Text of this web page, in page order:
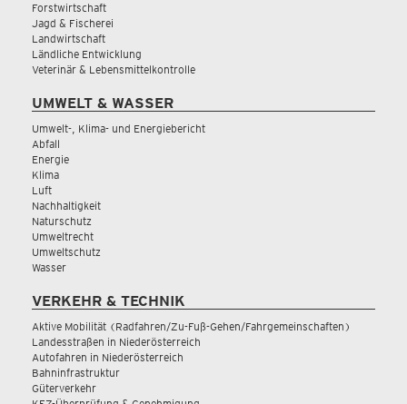
Forstwirtschaft
Jagd & Fischerei
Landwirtschaft
Ländliche Entwicklung
Veterinär & Lebensmittelkontrolle
UMWELT & WASSER
Umwelt-, Klima- und Energiebericht
Abfall
Energie
Klima
Luft
Nachhaltigkeit
Naturschutz
Umweltrecht
Umweltschutz
Wasser
VERKEHR & TECHNIK
Aktive Mobilität (Radfahren/Zu-Fuß-Gehen/Fahrgemeinschaften)
Landesstraßen in Niederösterreich
Autofahren in Niederösterreich
Bahninfrastruktur
Güterverkehr